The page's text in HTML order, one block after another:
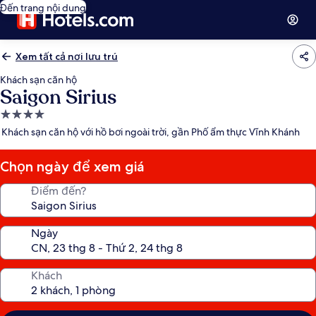
Đến trang nội dung
Xem tất cả nơi lưu trú
Khách sạn căn hộ
Saigon Sirius
Nơi
lưu
4.0
sao
Khách sạn căn hộ với hồ bơi ngoài trời, gần Phố ẩm thực Vĩnh Khánh
Chọn ngày để xem giá
Điểm đến?
Ngày
Khách